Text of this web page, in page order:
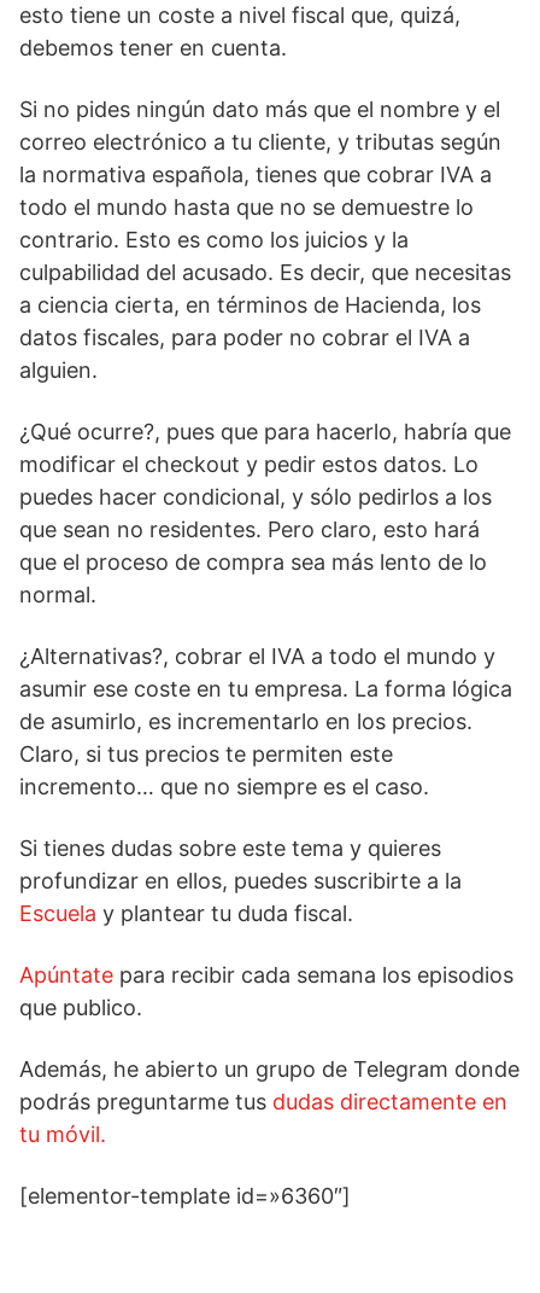
esto tiene un coste a nivel fiscal que, quizá,
debemos tener en cuenta.
Si no pides ningún dato más que el nombre y el
correo electrónico a tu cliente, y tributas según
la normativa española, tienes que cobrar IVA a
todo el mundo hasta que no se demuestre lo
contrario. Esto es como los juicios y la
culpabilidad del acusado. Es decir, que necesitas
a ciencia cierta, en términos de Hacienda, los
datos fiscales, para poder no cobrar el IVA a
alguien.
¿Qué ocurre?, pues que para hacerlo, habría que
modificar el checkout y pedir estos datos. Lo
puedes hacer condicional, y sólo pedirlos a los
que sean no residentes. Pero claro, esto hará
que el proceso de compra sea más lento de lo
normal.
¿Alternativas?, cobrar el IVA a todo el mundo y
asumir ese coste en tu empresa. La forma lógica
de asumirlo, es incrementarlo en los precios.
Claro, si tus precios te permiten este
incremento… que no siempre es el caso.
Si tienes dudas sobre este tema y quieres
profundizar en ellos, puedes suscribirte a la
Escuela y plantear tu duda fiscal.
Apúntate para recibir cada semana los episodios
que publico.
Además, he abierto un grupo de Telegram donde
podrás preguntarme tus dudas directamente en
tu móvil.
[elementor-template id=»6360″]